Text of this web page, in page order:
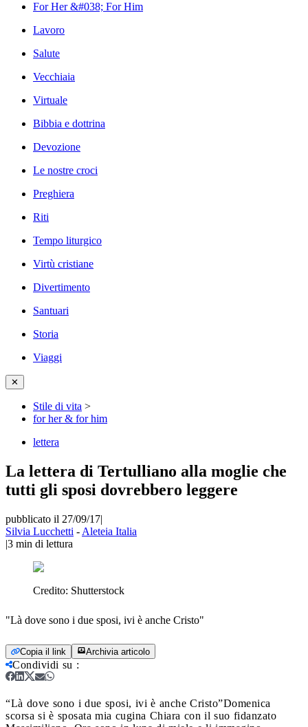
For Her &#038; For Him
Lavoro
Salute
Vecchiaia
Virtuale
Bibbia e dottrina
Devozione
Le nostre croci
Preghiera
Riti
Tempo liturgico
Virtù cristiane
Divertimento
Santuari
Storia
Viaggi
✕
Stile di vita >
for her & for him
lettera
La lettera di Tertulliano alla moglie che
tutti gli sposi dovrebbero leggere
pubblicato il 27/09/17|
Silvia Lucchetti - Aleteia Italia
|3 min di lettura
Credito: Shutterstock
"Là dove sono i due sposi, ivi è anche Cristo"
Copia il link Archivia articolo
Condividi su :
“Là dove sono i due sposi, ivi è anche Cristo”Domenica
scorsa si è sposata mia cugina Chiara con il suo fidanzato